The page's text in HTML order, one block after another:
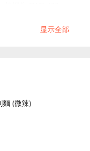
显示全部
麵 (微辣)